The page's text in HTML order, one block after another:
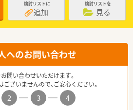
検討リストに
追加
検討リストを
見る
へのお問い合わせ
問い合わせいただけます。
ざいませんので、ご安心ください。
2 3
4